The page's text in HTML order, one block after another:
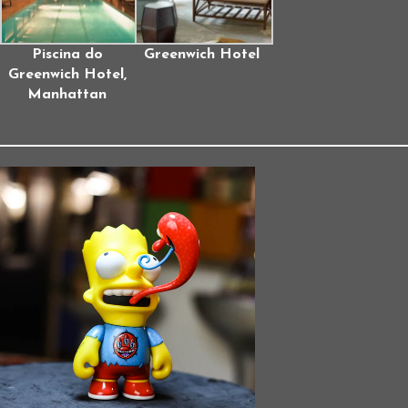
Piscina do
Greenwich Hotel,
Manhattan
Greenwich Hotel